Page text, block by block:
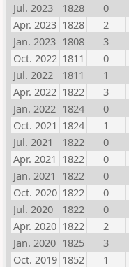
Jul. 2023
1828 0
Apr. 2023 1828 2
Jan. 2023 1808 3
Oct. 2022 1811 0
Jul. 2022
1811 1
Apr. 2022 1822 3
Jan. 2022 1824 0
Oct. 2021 1824 1
Jul. 2021
1822 0
Apr. 2021 1822 0
Jan. 2021 1822 0
Oct. 2020 1822 0
Jul. 2020
1822 0
Apr. 2020 1822 2
Jan. 2020 1825 3
Oct. 2019 1852 1